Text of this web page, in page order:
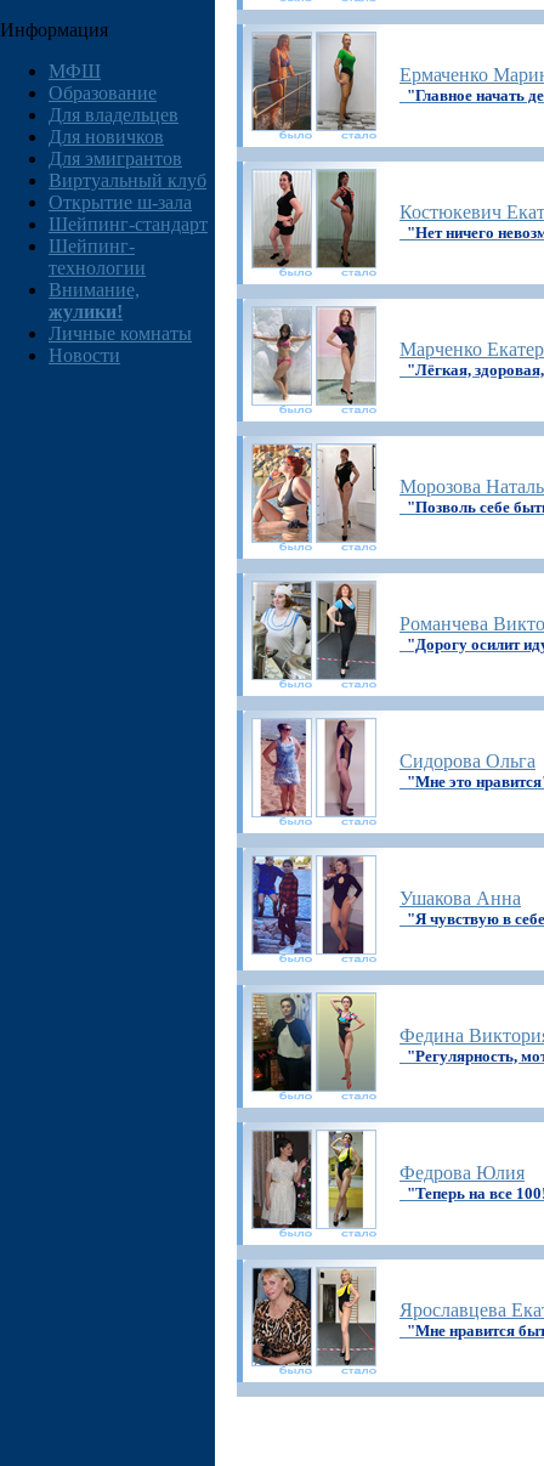
Информация
МФШ
Образование
Для владельцев
Для новичков
Для эмигрантов
Виртуальный клуб
Открытие ш-зала
Шейпинг-стандарт
Шейпинг-
технологии
Внимание,
жулики!
Личные комнаты
Новости
Ермаченко
"Главное начать
Костюкевич
"Нет ничего
Марченко
"Лёгкая,
Морозова
"Позволь себе
Романчева
"Дорогу осилит
Сидорова Ольга
"Мне это
Ушакова Анна
"Я чувствую в
Федина
"Регулярность,
Федрова Юлия
"Теперь на все
Ярославцева
"Мне нравится